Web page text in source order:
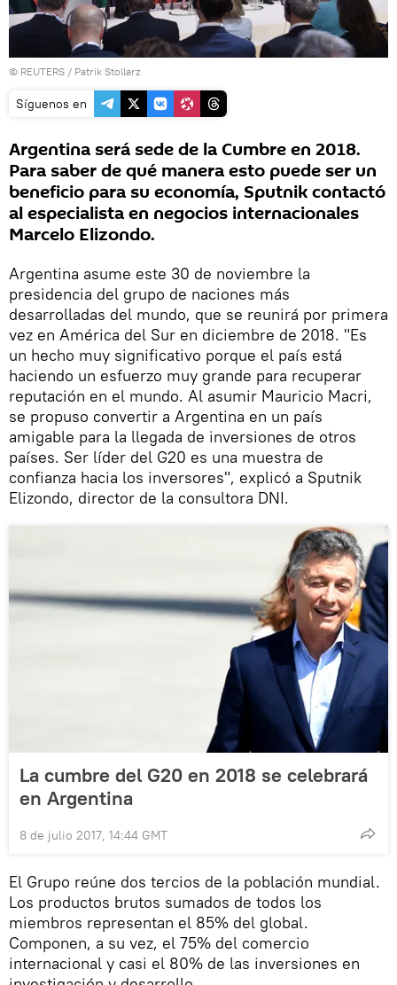
© REUTERS / Patrik Stollarz
Síguenos en
Argentina será sede de la Cumbre en 2018.
Para saber de qué manera esto puede ser un
beneficio para su economía, Sputnik contactó
al especialista en negocios internacionales
Marcelo Elizondo.
Argentina asume este 30 de noviembre la
presidencia del grupo de naciones más
desarrolladas del mundo, que se reunirá por primera
vez en América del Sur en diciembre de 2018. "Es
un hecho muy significativo porque el país está
haciendo un esfuerzo muy grande para recuperar
reputación en el mundo. Al asumir Mauricio Macri,
se propuso convertir a Argentina en un país
amigable para la llegada de inversiones de otros
países. Ser líder del G20 es una muestra de
confianza hacia los inversores", explicó a Sputnik
Elizondo, director de la consultora DNI.
La cumbre del G20 en 2018 se celebrará
en Argentina
8 de julio 2017, 14:44 GMT
El Grupo reúne dos tercios de la población mundial.
Los productos brutos sumados de todos los
miembros representan el 85% del global.
Componen, a su vez, el 75% del comercio
internacional y casi el 80% de las inversiones en